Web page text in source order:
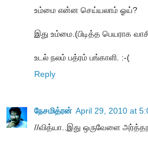
உம்மை என்ன செய்யலாம் ஓய்?
இது உம்மை.(பிடித்த பெயராக
உடல் நலம் பத்ரம் பங்காளி. :-(
Reply
நேசமித்ரன் April 29, 2010 at
//வித்யா..இது ஒருவேளை